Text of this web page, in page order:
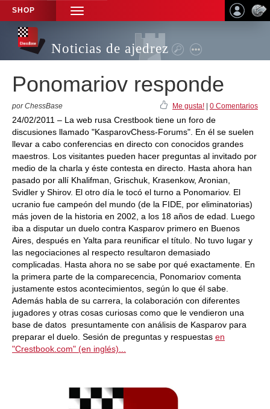
SHOP
TOGGLE
NAVIGATION
Noticias de ajedrez
Ponomariov responde
por ChessBase Me gusta! 0 Comentarios
24/02/2011 – La web rusa Crestbook tiene un foro de
discusiones llamado "KasparovChess-Forums". En él se suelen
llevar a cabo conferencias en directo con conocidos grandes
maestros. Los visitantes pueden hacer preguntas al invitado por
medio de la charla y éste contesta en directo. Hasta ahora han
pasado por allí Khalifman, Grischuk, Krasenkow, Aronian,
Svidler y Shirov. El otro día le tocó el turno a Ponomariov. El
ucranio fue campeón del mundo (de la FIDE, por eliminatorias)
más joven de la historia en 2002, a los 18 años de edad. Luego
iba a disputar un duelo contra Kasparov primero en Buenos
Aires, después en Yalta para reunificar el título. No tuvo lugar y
las negociaciones al respecto resultaron demasiado
complicadas. Hasta ahora no se sabe por qué exactamente. En
la primera parte de la comparecencia, Ponomariov comenta
justamente estos acontecimientos, según lo que él sabe.
Además habla de su carrera, la colaboración con diferentes
jugadores y otras cosas curiosas como que le vendieron una
base de datos presuntamente con análisis de Kasparov para
preparar el duelo. Sesión de preguntas y respuestas en
"Crestbook.com" (en inglés)...